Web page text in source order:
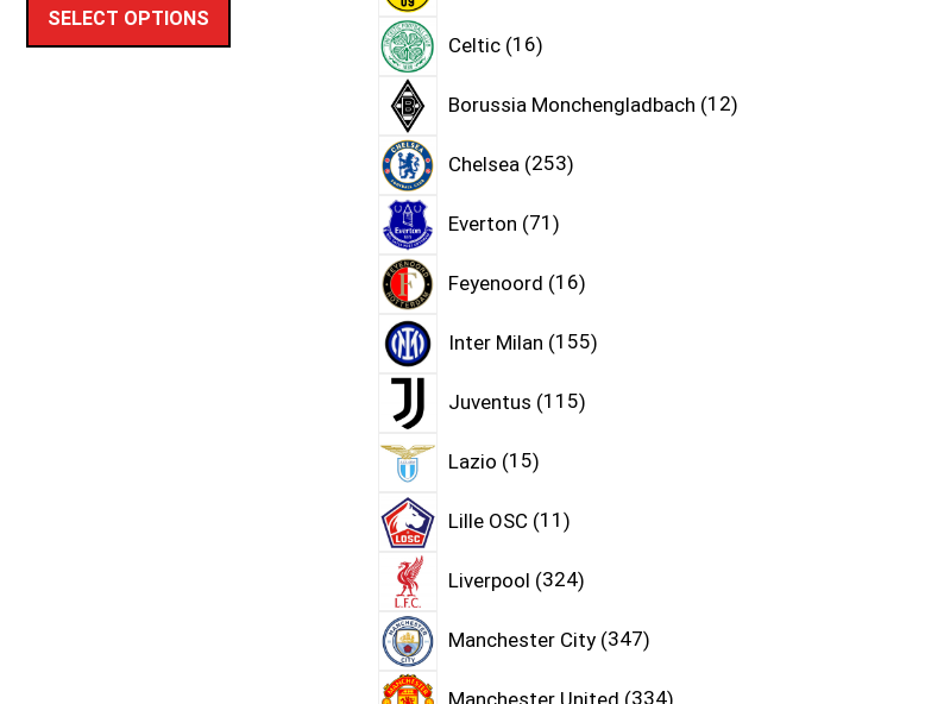
SELECT OPTIONS
Celtic 16
Borussia Monchengladbach 12
Chelsea 253
Everton 71
Feyenoord 16
Inter Milan 155
Juventus 115
Lazio 15
Lille OSC 11
Liverpool 324
Manchester City 347
Manchester United 334